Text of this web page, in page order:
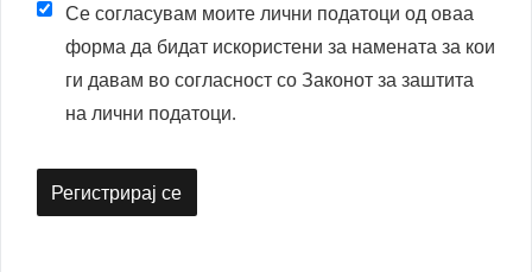
Се согласувам моите лични податоци од оваа
форма да бидат искористени за намената за кои
ги давам во согласност со Законот за заштита
на лични податоци.